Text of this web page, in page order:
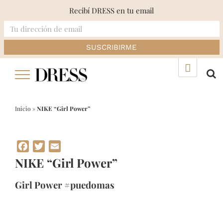
Inicio »NIKE “Girl Power”
Facebook
Twitter
NIKE “Girl Power”
Girl Power #puedomas
Recibí DRESS en tu email